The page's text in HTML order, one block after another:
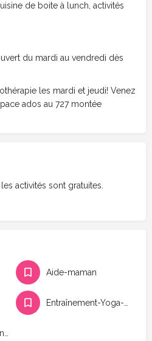
de boite à lunch, activités
du mardi au vendredi dès
les mardi et jeudi! Venez
ados au 727 montée
activités sont gratuites.
Aide-maman